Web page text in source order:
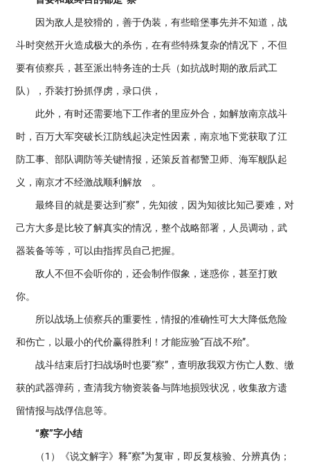
因为敌人是狡猾的，善于伪装，有些暗堡事先并不知道，战
斗时突然开火造成极大的杀伤，在有些特殊复杂的情况下，不但
要有侦察兵，甚至派出特务连的士兵（如抗战时期的敌后武工
队），乔装打扮抓俘虏，录口供，
此外，有时还需要地下工作者的里应外合，如解放南京战斗
时，百万大军突破长江防线起决定性因素，南京地下党获取了江
防工事、部队调防等关键情报，还策反首都警卫师、海军舰队起
义，南京才不经激战顺利解放 。
最终目的就是要达到“察”，先知彼，因为知彼比知己要难，对
己方大多是比较了解真实的情况，整个战略部署，人员调动，武
器装备等等，可以由指挥员自己把握。
敌人不但不会听你的，还会制作假象，迷惑你，甚至打败
你。
所以战场上侦察兵的重要性，情报的准确性可大大降低危险
和伤亡，以最小的代价赢得胜利！才能应验“百战不殆”。
战斗结束后打扫战场时也要“察”，查明敌我双方伤亡人数、缴
获的武器弹药，查清我方物资装备与阵地损毁状况，收集敌方遗
留情报与战俘信息等。
“察”字小结
（1）《说文解字》释“察”为复审，即反复核验、分辨真伪；